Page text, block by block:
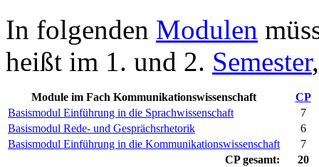
In folgenden Modulen
heißt im 1. und 2. Semester
Module im Fach Kommunikationswissenschaft
CP
Basismodul Einführung in die Sprachwissenschaft
7
Basismodul Rede- und Gesprächsrhetorik
6
Basismodul Einführung in die Kommunikationswissenschaft
7
CPgesamt:
20